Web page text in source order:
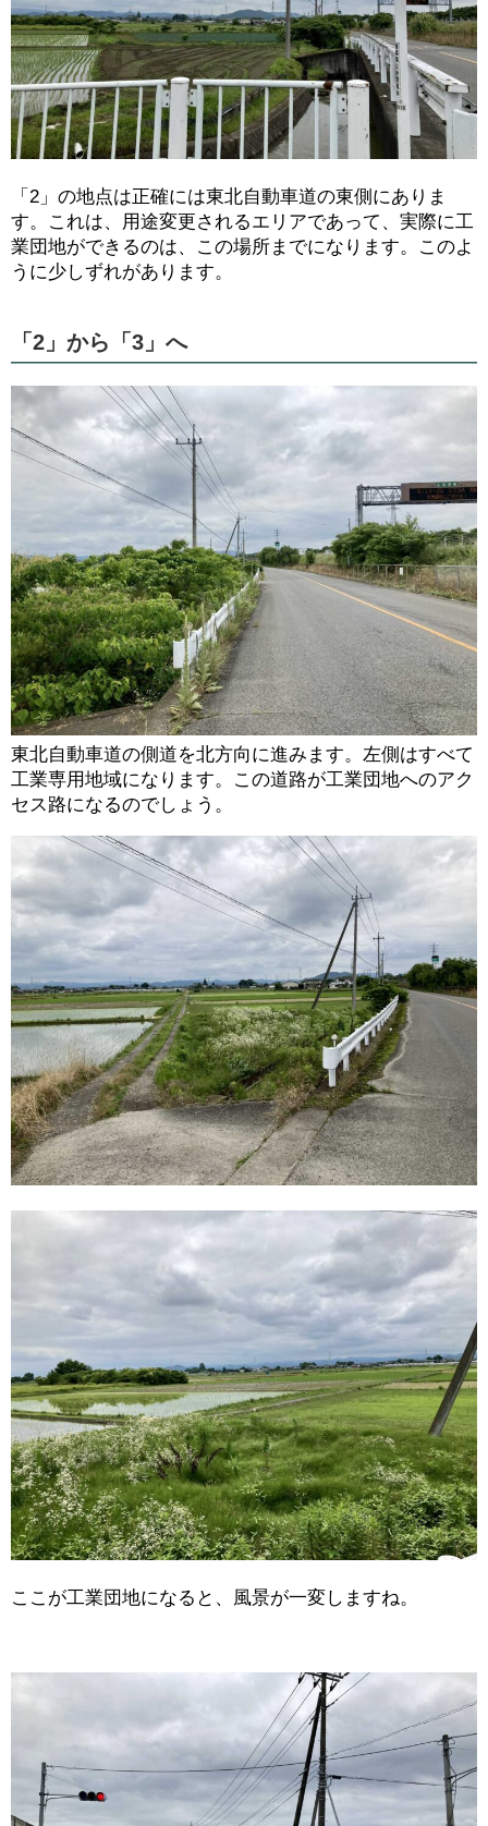
「2」の地点は正確には東北自動車道の東側にありま
す。これは、用途変更されるエリアであって、実際に工
業団地ができるのは、この場所までになります。このよ
うに少しずれがあります。
「2」から「3」へ
東北自動車道の側道を北方向に進みます。左側はすべて
工業専用地域になります。この道路が工業団地へのアク
セス路になるのでしょう。
ここが工業団地になると、風景が一変しますね。